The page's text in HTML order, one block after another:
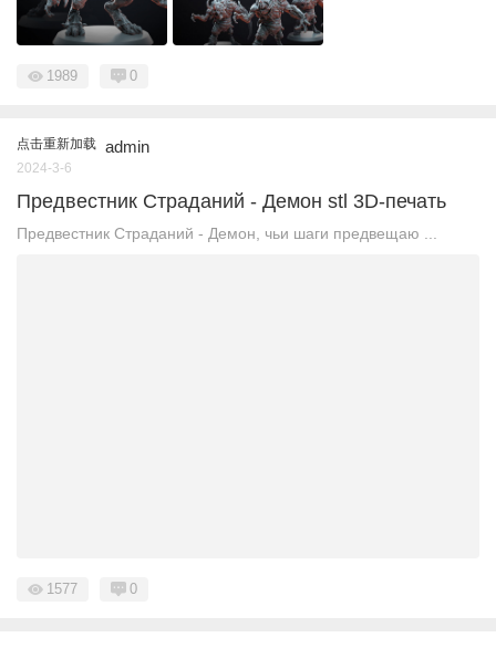
1989 0
点击重新加载 admin
2024-3-6
Предвестник Страданий - Демон stl 3D-печать
Предвестник Страданий - Демон, чьи шаги предвещаю ...
1577 0